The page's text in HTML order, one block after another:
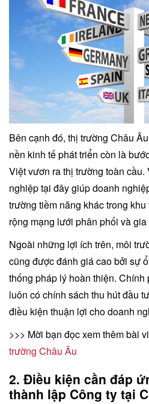
Bên cạnh đó, thị trường Châu
nền kinh tế phát triển còn là
Việt vươn ra thị trường toàn
nghiệp tại đây giúp doanh
trường tiềm năng khác trong
rộng mạng lưới phân phối và
Ngoài những lợi ích trên, môi
cũng được đánh giá cao bởi sự
thống pháp lý hoàn thiện.
luôn có chính sách thu hút đầu
điều kiện thuận lợi cho doanh
>>> Mời bạn đọc xem thêm bài
trường Châu Âu
2. Điều kiện cần đáp
thành lập Công ty tại